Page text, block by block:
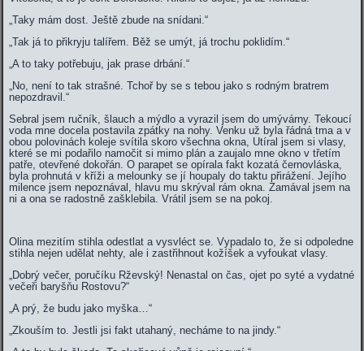
„Taky mám dost. Ještě zbude na snídani.“
„Tak já to přikryju talířem. Běž se umýt, já trochu poklidím.“
„A to taky potřebuju, jak prase drbání.“
„No, není to tak strašné. Tchoř by se s tebou jako s rodným bratrem
nepozdravil.“
Sebral jsem ručník, šlauch a mýdlo a vyrazil jsem do umývárny. Tekoucí
voda mne docela postavila zpátky na nohy. Venku už byla řádná tma a v
obou polovinách koleje svítila skoro všechna okna, Utíral jsem si vlasy,
které se mi podařilo namočit si mimo plán a zaujalo mne okno v třetím
patře, otevřené dokořán. O parapet se opírala fakt kozatá černovláska,
byla prohnutá v kříži a melounky se jí houpaly do taktu přirážení. Jejího
milence jsem nepoznával, hlavu mu skrýval rám okna. Zamával jsem na
ni a ona se radostně zašklebila. Vrátil jsem se na pokoj.
Olina mezitím stihla odestlat a vysvléct se. Vypadalo to, že si odpoledne
stihla nejen udělat nehty, ale i zastřihnout kožíšek a vyfoukat vlasy.
„Dobrý večer, poručíku Rževský! Nenastal on čas, ojet po syté a vydatné
večeři baryšňu Rostovu?“
„A prý, že budu jako myška…“
„Zkouším to. Jestli jsi fakt utahaný, necháme to na jindy.“